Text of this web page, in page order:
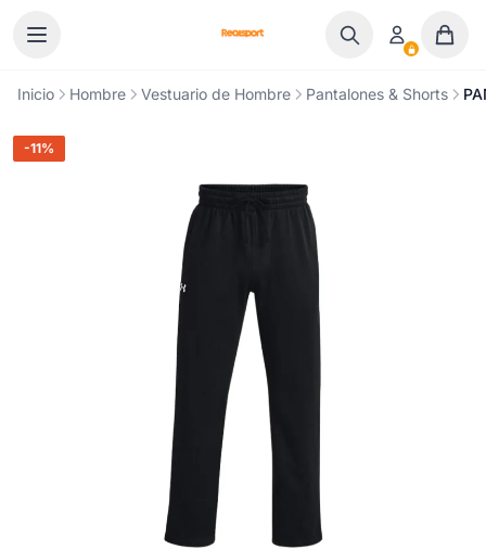
Inicio Hombre Vestuario de Hombre Pantalones & Shorts
-11%